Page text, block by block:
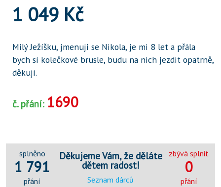
1 049 Kč
Milý Ježíšku, jmenuji se Nikola, je mi 8 let a přála
bych si kolečkové brusle, budu na nich jezdit opatrně,
děkuji.
č. přání: 1690
splněno
1 791
přání
Děkujeme Vám, že děláte
dětem radost!
Seznam dárců
zbývá splnit
0
přání